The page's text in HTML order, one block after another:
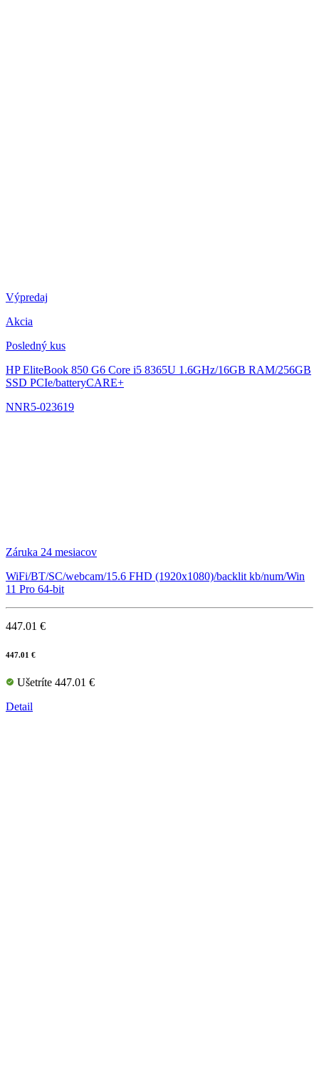
Výpredaj
Akcia
Posledný kus
HP EliteBook 850 G6 Core i5 8365U 1.6GHz/16GB RAM/256GB
SSD PCIe/batteryCARE+
NNR5-023619
Záruka 24 mesiacov
WiFi/BT/SC/webcam/15.6 FHD (1920x1080)/backlit kb/num/Win
11 Pro 64-bit
447.01 €
447.01 €
Ušetríte 447.01 €
Detail